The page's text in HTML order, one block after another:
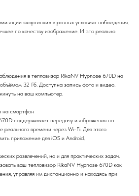
«картинки» в разных условиях наблюдения.
по качеству изображение. И это реально
в тепловизор RikaNV Hypnose 670D на
32 Гб. Доступна запись фото и видео.
на ваш компьютер.
на смартфон
поддерживает передачу изображения на
времени через Wi-Fi. Для этого
приложение для iOS и Android.
развлечений, но и для практических задач.
ваш тепловизор RikaNV Hypnose 670D как
управляя им дистанционно и находясь при